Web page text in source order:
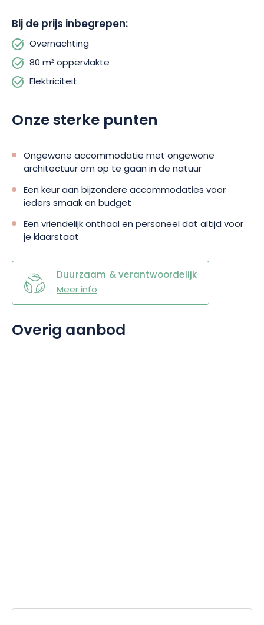
houtgestookte sauna.
Camping du Mettey**** is meer dan een camping, het is een
plek met een echte filosofie: leven en laten leven. Een plek
waar rust en vertrouwen tussen natuur en levende wezens
Bij de prijs inbegrepen:
Overnachting
80 m² oppervlakte
Elektriciteit
Onze sterke punten
Ongewone accommodatie met ongewone
architectuur om op te gaan in de natuur
Een keur aan bijzondere accommodaties voor
ieders smaak en budget
Een vriendelijk onthaal en personeel dat altijd voor
je klaarstaat
Duurzaam & verantwoordelijk
Meer info
Overig aanbod